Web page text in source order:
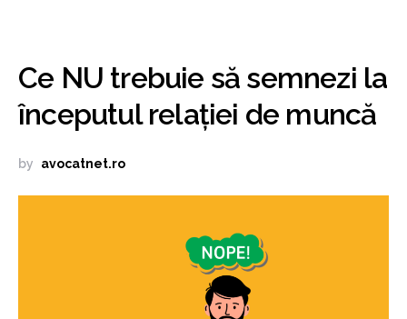
Ce NU trebuie să semnezi la
începutul relației de muncă
by avocatnet.ro